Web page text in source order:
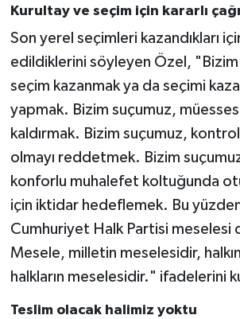
Kurultay ve seçim için kararlı
Son yerel seçimleri kazandıkları
edildiklerini söyleyen Özel,
seçim kazanmak ya da seçimi
yapmak. Bizim suçumuz,
kaldırmak. Bizim suçumuz,
olmayı reddetmek. Bizim
konforlu muhalefet koltuğunda
için iktidar hedeflemek. Bu
Cumhuriyet Halk Partisi meselesi
Mesele, milletin meselesidir,
halkların meselesidir." ifadelerini
Teslim olacak halimiz yoktu